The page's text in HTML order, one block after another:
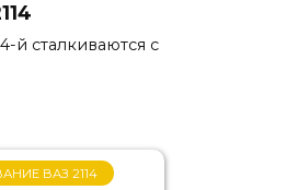
й сталкиваются с
ВАЗ 2114